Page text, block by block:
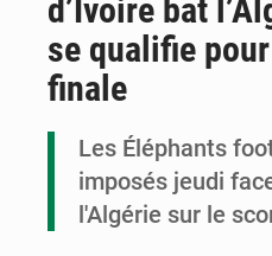
d’Ivoire bat
se qualifie
finale
Les Éléphants
imposés jeudi
l'Algérie sur le